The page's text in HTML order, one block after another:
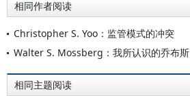
相同作者阅读
Christopher S. Yoo：监管模式的冲突
Walter S. Mossberg：我所认识的乔布斯
相同主题阅读